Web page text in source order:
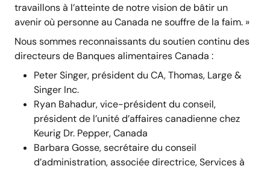
travaillons à l’atteinte de notre vision de bâtir un
avenir où personne au Canada ne souffre de la faim. »
Nous sommes reconnaissants du soutien continu des
directeurs de Banques alimentaires Canada :
Peter Singer, président du CA, Thomas, Large &
Singer Inc.
Ryan Bahadur, vice-président du conseil,
président de l’unité d’affaires canadienne chez
Keurig Dr. Pepper, Canada
Barbara Gosse, secrétaire du conseil
d’administration, associée directrice, Services à